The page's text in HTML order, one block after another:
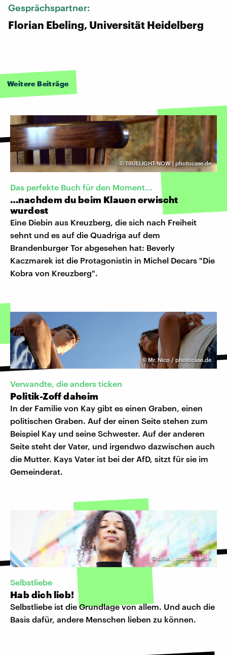
Gesprächspartner:
Florian Ebeling, Universität Heidelberg
Weitere Beiträge
© TRUELIGHT-NOW | photocase.de
Das perfekte Buch für den Moment...
…nachdem du beim Klauen erwischt
wurdest
Eine Diebin aus Kreuzberg, die sich nach Freiheit
sehnt und es auf die Quadriga auf dem
Brandenburger Tor abgesehen hat: Beverly
Kaczmarek ist die Protagonistin in Michel Decars "Die
Kobra von Kreuzberg".
©Mr. Nico / photocase.de
Verwandte, die anders ticken
Politik-Zoff daheim
In der Familie von Kay gibt es einen Graben, einen
politischen Graben. Auf der einen Seite stehen zum
Beispiel Kay und seine Schwester. Auf der anderen
Seite steht der Vater, und irgendwo dazwischen auch
die Mutter. Kays Vater ist bei der AfD, sitzt für sie im
Gemeinderat.
©time. | photocase.de
Selbstliebe
Hab dich lieb!
Selbstliebe ist die Grundlage von allem. Und auch die
Basis dafür, andere Menschen lieben zu können.